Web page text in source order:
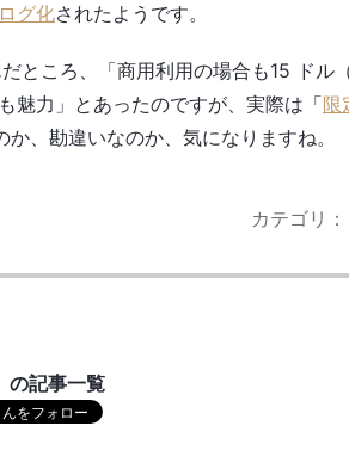
グ化されたようです。
だところ、「商用利用の場合も15 ドル
魅力」とあったのですが、実際は「限
、勘違いなのか、気になりますね。
カテゴリ
の記事一覧